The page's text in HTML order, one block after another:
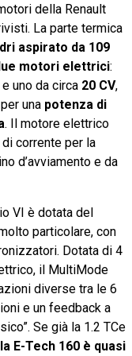
della Renault
La parte termica
aspirato da 109
motori elettrici:
uno da circa 20 CV,
una potenza di
. Il motore elettrico
corrente per la
d’avviamento e da
VI è dotata del
particolare, con
Dotata di 4
il MultiMode
diverse tra le 6
e un feedback a
Se già la 1.2 TCe
E-Tech 160 è quasi